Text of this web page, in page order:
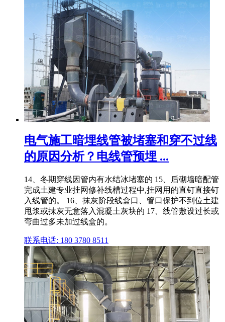
电气施工暗埋线管被堵塞和穿不过线
的原因分析？电线管预埋 ...
14、冬期穿线因管内有水结冰堵塞的 15、后砌墙暗配管
完成土建专业挂网修补线槽过程中,挂网用的直钉直接钉
入线管的。 16、抹灰阶段线盒口、管口保护不到位土建
甩浆或抹灰无意落入混凝土灰块的 17、线管敷设过长或
弯曲过多未加过线盒的。
联系电话: 180 3780 8511